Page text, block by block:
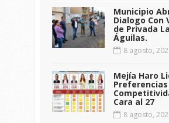
Municipio
Dialogo Con
de Privada
Águilas.
8 agosto,
Mejía Haro
Cara al 27
8 agosto,